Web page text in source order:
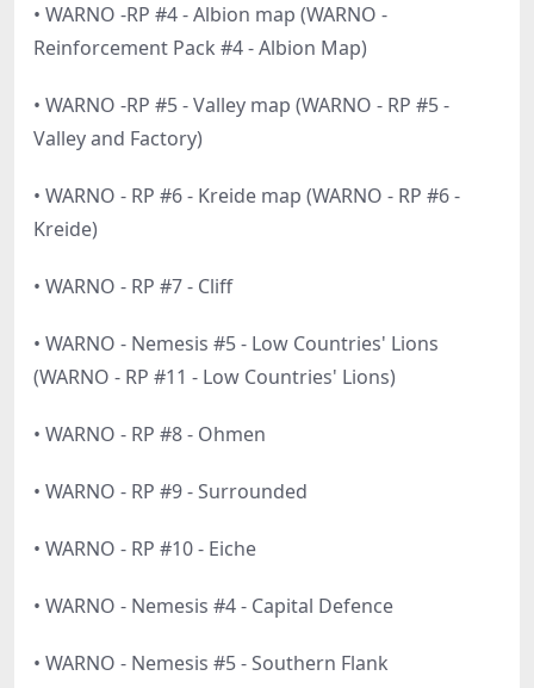
• WARNO -RP #4 - Albion map (WARNO -
Reinforcement Pack #4 - Albion Map)
• WARNO -RP #5 - Valley map (WARNO - RP #5 -
Valley and Factory)
• WARNO - RP #6 - Kreide map (WARNO - RP #6 -
Kreide)
• WARNO - RP #7 - Cliff
• WARNO - Nemesis #5 - Low Countries' Lions
(WARNO - RP #11 - Low Countries' Lions)
• WARNO - RP #8 - Ohmen
• WARNO - RP #9 - Surrounded
• WARNO - RP #10 - Eiche
• WARNO - Nemesis #4 - Capital Defence
• WARNO - Nemesis #5 - Southern Flank